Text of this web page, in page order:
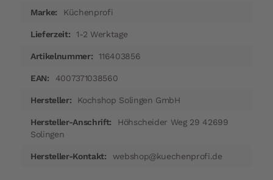
InformationenKüchenprofi
1-2 Werktage
116403856
4007371038560
Kochshop Solingen GmbH
Höhscheider Weg 29 42699
Solingen
webshop@kuechenprofi.de